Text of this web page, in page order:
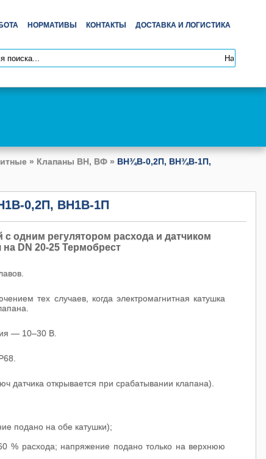
ДОСТАВКА И ЛОГИСТИКА
КОНТАКТЫ
НОРМАТИВЫ
» Клапаны ВН, ВФ » ВН¾В-0,2П, ВН¾В-1П,
0,2П, ВН1В-1П
одним регулятором расхода и датчиком
DN 20-25 Термобрест
тех случаев, когда электромагнитная катушка
— 10–30 В.
датчика открывается при срабатывании клапана).
подано на обе катушки);
% расхода; напряжение подано только на верхнюю